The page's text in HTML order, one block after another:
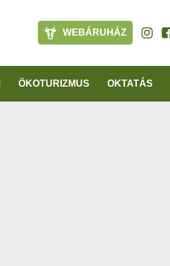
WEBÁRUHÁZ
ÖKOTURIZMUS OKTATÁS